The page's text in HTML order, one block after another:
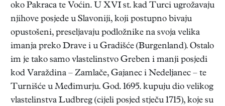
oko Pakraca te Voćin. U XVI st. kad Turci ugrožavaju
njihove posjede u Slavoniji, koji postupno bivaju
opustošeni, preseljavaju podložnike na svoja velika
imanja preko Drave i u Gradišće (Burgenland). Ostalo
im je tako samo vlastelinstvo Greben i manji posjedi
kod Varaždina – Zamlače, Gajanec i Nedeljanec – te
Turnišće u Međimurju. God. 1695. kupuju dio velikog
vlastelinstva Ludbreg (cijeli posjed stječu 1715), koje su